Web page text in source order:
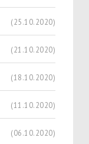
(25.10.2020)
(21.10.2020)
(18.10.2020)
(11.10.2020)
(06.10.2020)